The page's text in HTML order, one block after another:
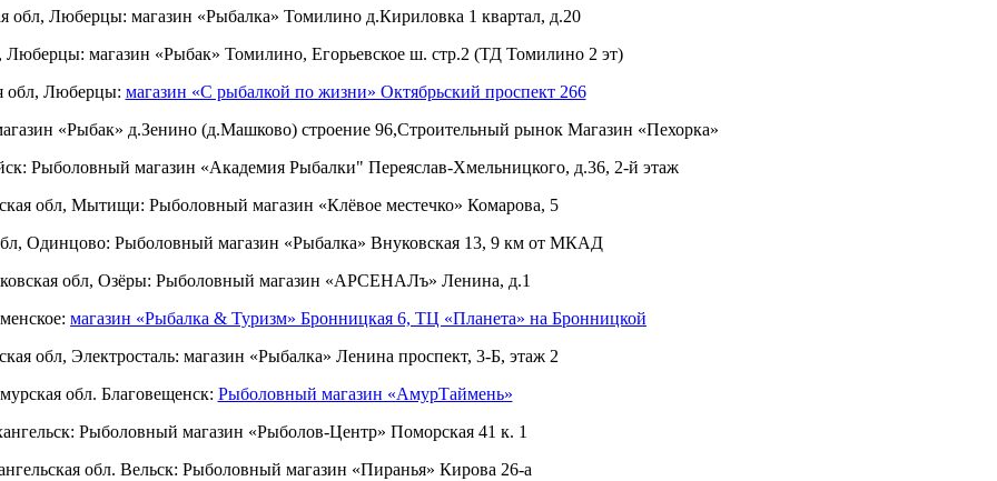
обл, Люберцы: магазин «Рыбалка» Томилино д.Кириловка 1 квартал, д.20
Люберцы: магазин «Рыбак» Томилино, Егорьевское ш. стр.2 (ТД Томилино 2 эт)
обл, Люберцы: магазин «С рыбалкой по жизни» Октябрьский проспект 266
«Рыбак» д.Зенино (д.Машково) строение 96,Строительный рынок Магазин «Пехорка»
Рыболовный магазин «Академия Рыбалки" Переяслав-Хмельницкого, д.36, 2-й этаж
обл, Мытищи: Рыболовный магазин «Клёвое местечко» Комарова, 5
Одинцово: Рыболовный магазин «Рыбалка» Внуковская 13, 9 км от МКАД
обл, Озёры: Рыболовный магазин «АРСЕНАЛъ» Ленина, д.1
магазин «Рыбалка & Туризм» Бронницкая 6, ТЦ «Планета» на Бронницкой
обл, Электросталь: магазин «Рыбалка» Ленина проспект, 3-Б, этаж 2
обл. Благовещенск: Рыболовный магазин «АмурТаймень»
Рыболовный магазин «Рыболов-Центр» Поморская 41 к. 1
обл. Вельск: Рыболовный магазин «Пиранья» Кирова 26-а